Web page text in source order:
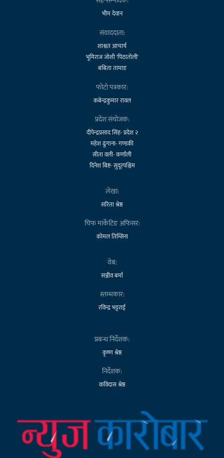
भीम देवान
संवाददाता:
शाश्वत आचार्य
भूमिराज जोशी 'पिठातोली'
बबिता तामाङ
फोटो पत्रकार:
कबेन्द्रकुमार रावल
प्रदेश संयोजक:
दीपेन्द्रप्रसाद सिंह- प्रदेश २
महेश ढुंगाना- गण्डकी
सीता वली- कर्णाली
दिनेश बिष्ट- सुदूरपश्चिम
लेखा:
सरिता श्रेष्ठ
चिफ मार्केटिङ अफिसर:
कोमल तिम्सिना
वेब:
सञ्जीव बर्मा
स्तम्भकार:
रविन्द्र भट्टराई
प्रबन्ध निर्देशक:
कृष्ण श्रेष्ठ
निर्देशक:
कविदास श्रेष्ठ